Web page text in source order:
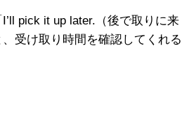
pick it up later.（後で取りに来
受け取り時間を確認してくれる